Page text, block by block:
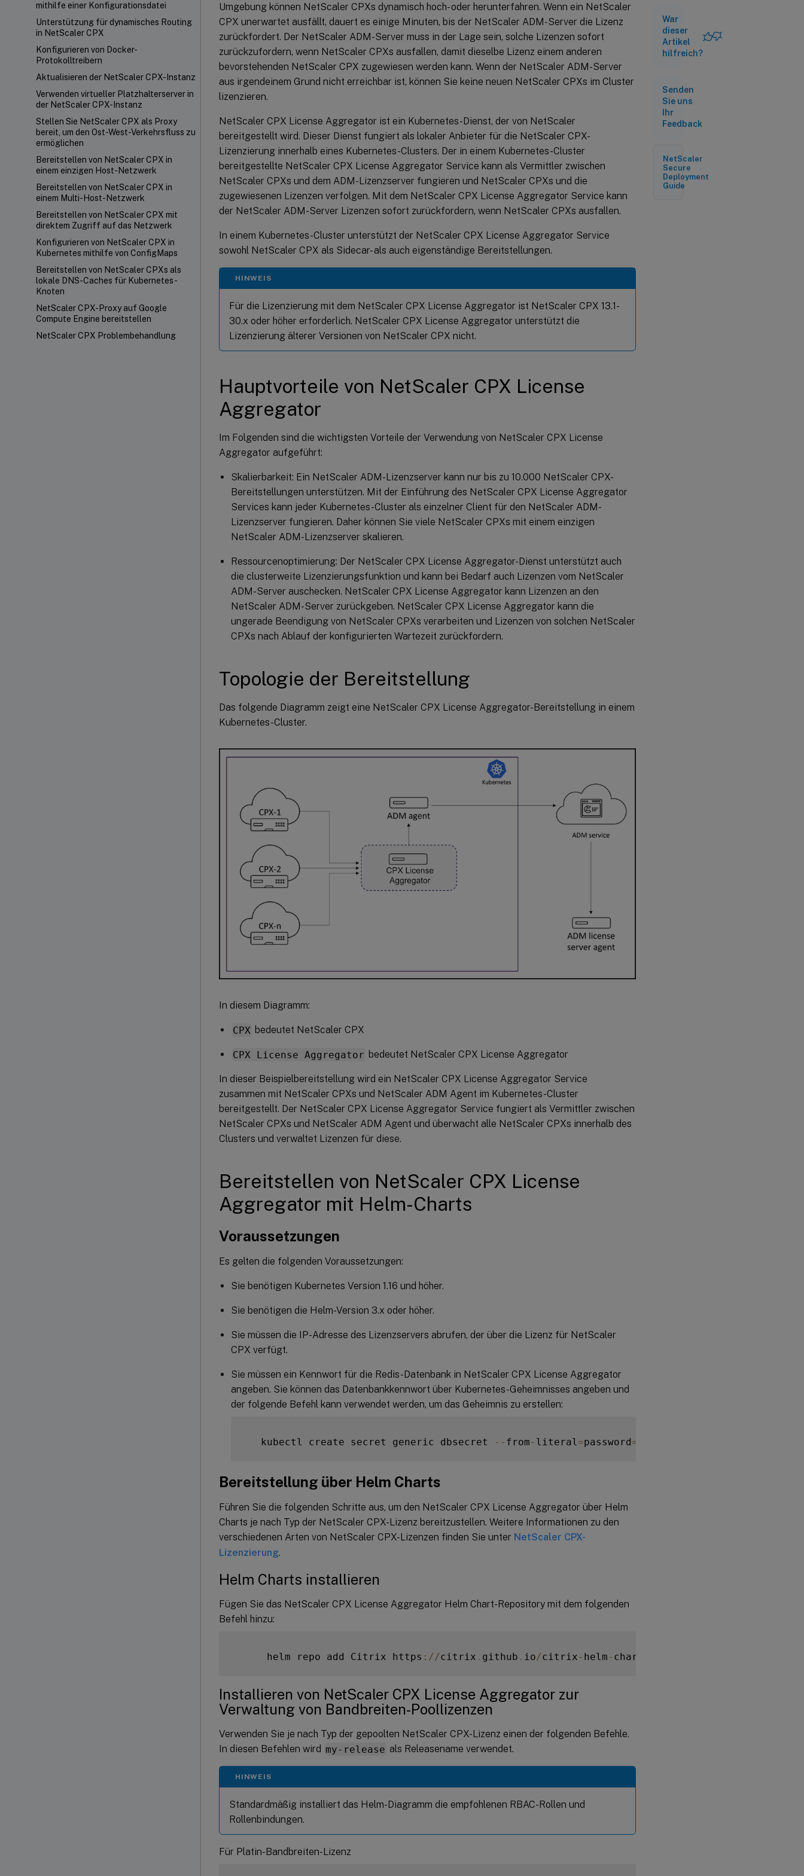
mithilfe einer Konfigurationsdatei
Unterstützung für dynamisches Routing
in NetScaler CPX
Konfigurieren von Docker-
Protokolltreibern
Aktualisieren der NetScaler CPX-Instanz
Verwenden virtueller Platzhalterserver in
der NetScaler CPX-Instanz
Stellen Sie NetScaler CPX als Proxy
bereit, um den Ost-West-Verkehrsfluss zu
ermöglichen
Bereitstellen von NetScaler CPX in
einem einzigen Host-Netzwerk
Bereitstellen von NetScaler CPX in
einem Multi-Host-Netzwerk
Bereitstellen von NetScaler CPX mit
direktem Zugriff auf das Netzwerk
Konfigurieren von NetScaler CPX in
Kubernetes mithilfe von ConfigMaps
Bereitstellen von NetScaler CPXs als
lokale DNS-Caches für Kubernetes-
Knoten
NetScaler CPX-Proxy auf Google
Compute Engine bereitstellen
NetScaler CPX Problembehandlung
Umgebung können NetScaler CPXs dynamisch hoch- oder herunterfahren. Wenn ein NetScaler
CPX unerwartet ausfällt, dauert es einige Minuten, bis der NetScaler ADM-Server die Lizenz
zurückfordert. Der NetScaler ADM-Server muss in der Lage sein, solche Lizenzen sofort
zurückzufordern, wenn NetScaler CPXs ausfallen, damit dieselbe Lizenz einem anderen
bevorstehenden NetScaler CPX zugewiesen werden kann. Wenn der NetScaler ADM-Server
aus irgendeinem Grund nicht erreichbar ist, können Sie keine neuen NetScaler CPXs im Cluster
lizenzieren.
NetScaler CPX License Aggregator ist ein Kubernetes-Dienst, der von NetScaler
bereitgestellt wird. Dieser Dienst fungiert als lokaler Anbieter für die NetScaler CPX-
Lizenzierung innerhalb eines Kubernetes-Clusters. Der in einem Kubernetes-Cluster
bereitgestellte NetScaler CPX License Aggregator Service kann als Vermittler zwischen
NetScaler CPXs und dem ADM-Lizenzserver fungieren und NetScaler CPXs und die
zugewiesenen Lizenzen verfolgen. Mit dem NetScaler CPX License Aggregator Service kann
der NetScaler ADM-Server Lizenzen sofort zurückfordern, wenn NetScaler CPXs ausfallen.
In einem Kubernetes-Cluster unterstützt der NetScaler CPX License Aggregator Service
sowohl NetScaler CPX als Sidecar- als auch eigenständige Bereitstellungen.
HINWEIS
Für die Lizenzierung mit dem NetScaler CPX License Aggregator ist NetScaler CPX 13.1-
30.x oder höher erforderlich. NetScaler CPX License Aggregator unterstützt die
Lizenzierung älterer Versionen von NetScaler CPX nicht.
Hauptvorteile von NetScaler CPX License
Aggregator
Im Folgenden sind die wichtigsten Vorteile der Verwendung von NetScaler CPX License
Aggregator aufgeführt:
Skalierbarkeit: Ein NetScaler ADM-Lizenzserver kann nur bis zu 10.000 NetScaler CPX-
Bereitstellungen unterstützen. Mit der Einführung des NetScaler CPX License Aggregator
Services kann jeder Kubernetes-Cluster als einzelner Client für den NetScaler ADM-
Lizenzserver fungieren. Daher können Sie viele NetScaler CPXs mit einem einzigen
NetScaler ADM-Lizenzserver skalieren.
Ressourcenoptimierung: Der NetScaler CPX License Aggregator-Dienst unterstützt auch
die clusterweite Lizenzierungsfunktion und kann bei Bedarf auch Lizenzen vom NetScaler
ADM-Server auschecken. NetScaler CPX License Aggregator kann Lizenzen an den
NetScaler ADM-Server zurückgeben. NetScaler CPX License Aggregator kann die
ungerade Beendigung von NetScaler CPXs verarbeiten und Lizenzen von solchen NetScaler
CPXs nach Ablauf der konfigurierten Wartezeit zurückfordern.
Topologie der Bereitstellung
Das folgende Diagramm zeigt eine NetScaler CPX License Aggregator-Bereitstellung in einem
Kubernetes-Cluster.
In diesem Diagramm:
CPX bedeutet NetScaler CPX
CPX License Aggregator bedeutet NetScaler CPX License Aggregator
In dieser Beispielbereitstellung wird ein NetScaler CPX License Aggregator Service
zusammen mit NetScaler CPXs und NetScaler ADM Agent im Kubernetes-Cluster
bereitgestellt. Der NetScaler CPX License Aggregator Service fungiert als Vermittler zwischen
NetScaler CPXs und NetScaler ADM Agent und überwacht alle NetScaler CPXs innerhalb des
Clusters und verwaltet Lizenzen für diese.
Bereitstellen von NetScaler CPX License
Aggregator mit Helm-Charts
Voraussetzungen
Es gelten die folgenden Voraussetzungen:
Sie benötigen Kubernetes Version 1.16 und höher.
Sie benötigen die Helm-Version 3.x oder höher.
Sie müssen die IP-Adresse des Lizenzservers abrufen, der über die Lizenz für NetScaler
CPX verfügt.
Sie müssen ein Kennwort für die Redis-Datenbank in NetScaler CPX License Aggregator
angeben. Sie können das Datenbankkennwort über Kubernetes-Geheimnisses angeben und
der folgende Befehl kann verwendet werden, um das Geheimnis zu erstellen:
   kubectl create secret generic dbsecret
-- from - literal=password=
Bereitstellung über Helm Charts
Führen Sie die folgenden Schritte aus, um den NetScaler CPX License Aggregator über Helm
Charts je nach Typ der NetScaler CPX-Lizenz bereitzustellen. Weitere Informationen zu den
verschiedenen Arten von NetScaler CPX-Lizenzen finden Sie unter NetScaler CPX-
Lizenzierung.
Helm Charts installieren
Fügen Sie das NetScaler CPX License Aggregator Helm Chart-Repository mit dem folgenden
Befehl hinzu:
      helm repo add Citrix https
: //citrix . github . io/citrix - helm - charts
Installieren von NetScaler CPX License Aggregator zur
Verwaltung von Bandbreiten-Poollizenzen
Verwenden Sie je nach Typ der gepoolten NetScaler CPX-Lizenz einen der folgenden Befehle.
In diesen Befehlen wird my-release als Releasename verwendet.
HINWEIS
Standardmäßig installiert das Helm-Diagramm die empfohlenen RBAC-Rollen und
Rollenbindungen.
Für Platin-Bandbreiten-Lizenz
Bereitstellen
von
NetScaler
CPX License
War
dieser
Artikel
hilfreich?
Senden
Sie uns
Ihr
Feedback
NetScaler
Secure
Deployment
Guide